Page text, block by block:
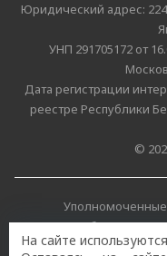
Юридический адрес:
УНП 291705172 от
Дата регистрации
реестре Республики
©
Уполномоченные
https://
На сайте